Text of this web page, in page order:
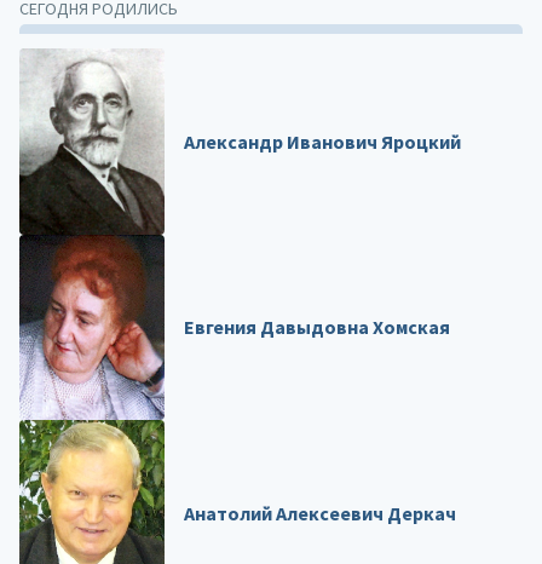
СЕГОДНЯ РОДИЛИСЬ
Александр Иванович Яроцкий
Евгения Давыдовна Хомская
Анатолий Алексеевич Деркач